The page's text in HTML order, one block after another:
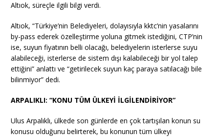
Altıok, süreçle ilgili bilgi verdi.
Altıok, “Türkiye’nin Belediyeleri, dolayısıyla kktc’nin yasalarını
by-pass ederek özelleştirme yoluna gitmek istediğini, CTP’nin
ise, suyun fiyatının belli olacağı, belediyelerin isterlerse suyu
alabileceği, isterlerse de sistem dışı kalabileceği bir yol talep
ettiğini” anlattı ve “getirilecek suyun kaç paraya satılacağı bile
bilinmiyor” dedi.
ARPALIKLI: “KONU TÜM ÜLKEYİ İLGİLENDİRİYOR”
Ulus Arpalıklı, ülkede son günlerde en çok tartışılan konun su
konusu olduğunu belirterek, bu konunun tüm ülkeyi